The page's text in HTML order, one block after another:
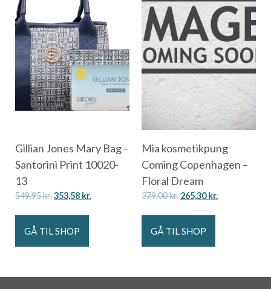
Gillian Jones Mary Bag –
Santorini Print 10020-
13
549,95kr.353,58 kr.
GÅ TIL SHOP
Mia kosmetikpung
Coming Copenhagen –
Floral Dream
379,00kr. 265,30kr.
GÅ TIL SHOP